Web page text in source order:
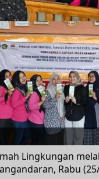
Lingkungan
Rabu